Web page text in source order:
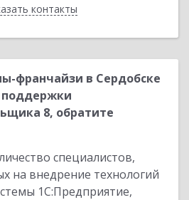
контакты
Назад
франчайзи в Сердобске
поддержки
8, обратите
специалистов,
на внедрение технологий
1С:Предприятие,